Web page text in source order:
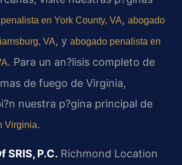
en York County, VA, abogado
VA, y abogado penalista en
. Para un an?lisis completo de
de fuego de Virginia,
nuestra p?gina principal de
Virginia.
SRIS, P.C. Richmond Location